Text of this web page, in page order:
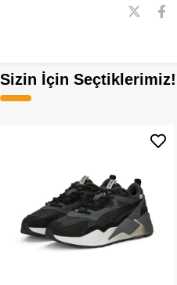
Sizin İçin Seçtiklerimiz!